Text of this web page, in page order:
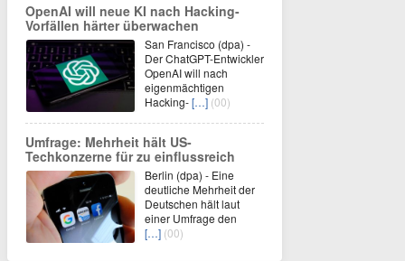
OpenAI will neue KI nach Hacking-
Vorfällen härter überwachen
San Francisco (dpa) -
Der ChatGPT-Entwickler
OpenAI will nach
eigenmächtigen
Hacking-[…] (00)
Umfrage: Mehrheit hält US-
Techkonzerne für zu einflussreich
Berlin (dpa) - Eine
deutliche Mehrheit der
Deutschen hält laut
einer Umfrage den
[…] (00)